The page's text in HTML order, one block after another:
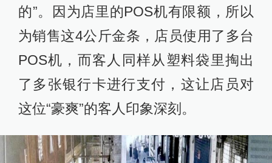
的”。因为店里的POS机有限额，所以
为销售这4公斤金条，店员使用了多台
POS机，而客人同样从塑料袋里掏出
了多张银行卡进行支付，这让店员对
这位“豪爽”的客人印象深刻。